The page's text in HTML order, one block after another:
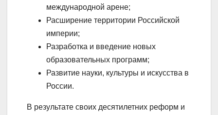
международной арене;
Расширение территории Российской
империи;
Разработка и введение новых
образовательных программ;
Развитие науки, культуры и искусства в
России.
В результате своих десятилетних реформ и